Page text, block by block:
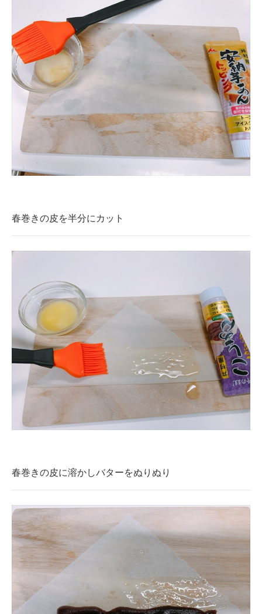
春巻きの皮を半分にカット
春巻きの皮に溶かしバターをぬりぬり